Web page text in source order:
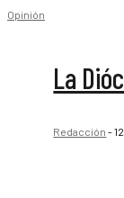
Opinión
La
Redacción -